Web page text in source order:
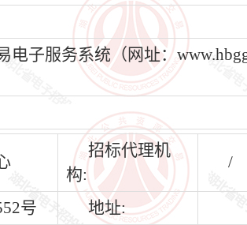
子服务系统（网址：
招标代理机
构:
/
号
地址: